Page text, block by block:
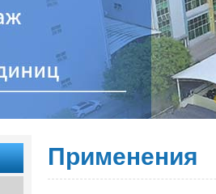
Применения